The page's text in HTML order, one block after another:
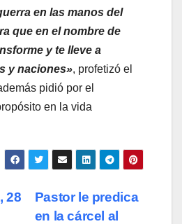
en las manos del
que en el nombre de
y te lleve a
y naciones», profetizó el
pidió por el
en la vida
Pastor le predica
en la cárcel al
28